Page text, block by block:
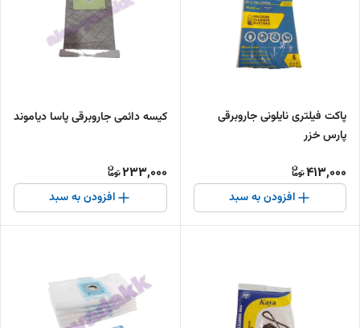
پاکت فیلتری نایلونی جاروبرقی
پارس خزر
413,000
افزودن به سبد
کیسه دائمی جاروبرقی پاسا دیاموند
233,000
افزودن به سبد